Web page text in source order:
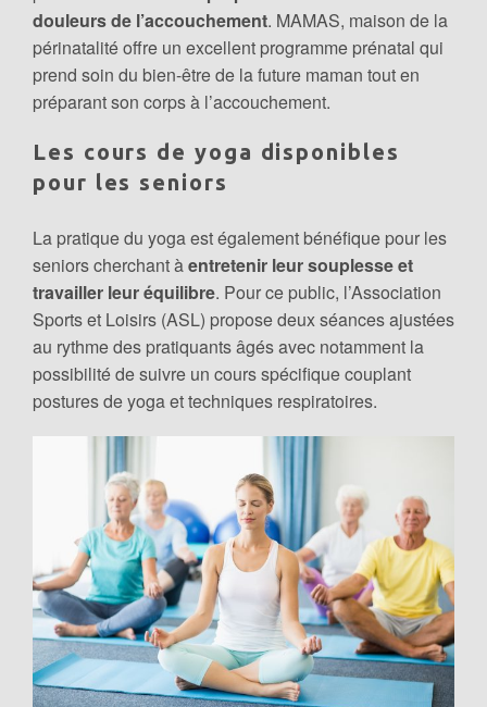
douleurs de l’accouchement. MAMAS, maison de la
périnatalité offre un excellent programme prénatal qui
prend soin du bien-être de la future maman tout en
préparant son corps à l’accouchement.
Les cours de yoga disponibles
pour les seniors
La pratique du yoga est également bénéfique pour les
seniors cherchant àentretenir leur souplesse et
travailler leur équilibre. Pour ce public, l’Association
Sports et Loisirs (ASL) propose deux séances ajustées
au rythme des pratiquants âgés avec notamment la
possibilité de suivre un cours spécifique couplant
postures de yoga et techniques respiratoires.